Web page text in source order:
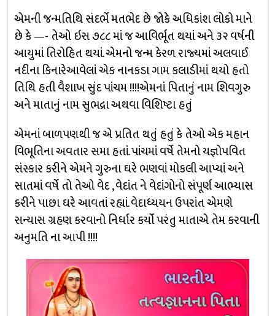
એમની જન્મતિથિ સંદર્ભે મતભેદ છે જોકે અધિકાંશ લોકો માને
છે કે —- તેઓ ઇસ ૭૮૮ માં જ આવિર્ભૂત થયાં અને ૩૨ વર્ષની
આયુમાં તિરોહિત થયાં. એમનો જન્મ કેરળ રાજ્યમાં અલવાઈ
નદીના કિનારેઆવેલાં એક નાનકડા ગામ કલાડીમાં થયો હતો
તિથિ હતી વૈશાખ સુંદ પાંચમ !!!!એમનાં પિતાનું નામ શિવગુરુ
અને માતાનું નામ સુભદ્રા અથવા વિશિષ્ટા હતું
એમનાં બાળપણથી જ એ પ્રતિત થતું હતું કે તેઓ એક મહાન
વિભૂતિના અવતાર સમા હતાં. પાંચમાં વર્ષે તેમનો યજ્ઞોપવિત
સંસ્કાર કરીને એમને ગુરુના ઘરે ભણવાં મોકલી આપ્યાં અને
સાતમાં વર્ષે તો તેઓ વેદ , વેદાંત ને વેદાંગોનો સંપૂર્ણ આભ્યાસ
કરીને પાછા ઘરે આવતાં રહ્યાં. વેદાધ્યયન ઉપરાંત એમણે
સન્યાસ ગ્રહણ કરવાનો નિર્ધાર કર્યો પરંતુ માતાએ તેમ કરવાની
અનુમતિ ના આપી !!!!